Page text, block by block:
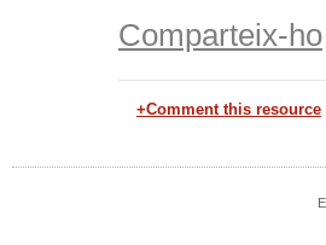
Comparteix-ho
+Comment this resource